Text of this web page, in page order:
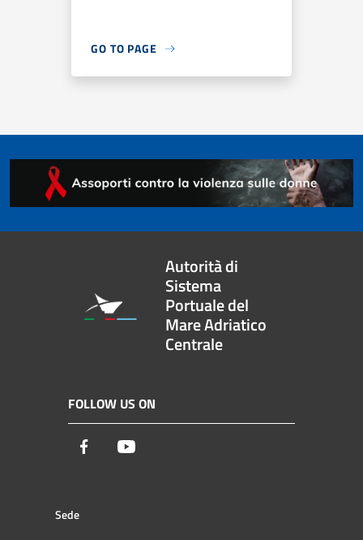
GO TO PAGE
Autorità di
Sistema
Portuale del
Mare Adriatico
Centrale
FOLLOW US ON
Facebook
Sede